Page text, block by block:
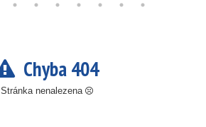
Chyba 404
Stránka nenalezena